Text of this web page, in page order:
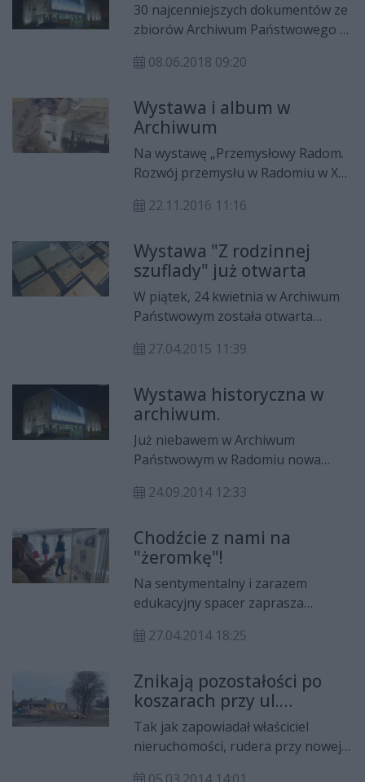
30 najcenniejszych dokumentów ze
zbiorów Archiwum Państwowego w
tylko dzisiaj (piątek, 8 czerwca) przy
08.06.2018 09:20
Wystawa i album w
Archiwum
Na wystawę „Przemysłowy Radom.
Rozwój przemysłu w Radomiu w XX
„Świadkowie przeszłości. Zbiory
domowych mieszkańców Radomia i
okolic” zaprasza w piątek, 25
listopada Archiwum Państwowe.
22.11.2016 11:16
Wystawa "Z rodzinnej
szuflady" już otwarta
W piątek, 24 kwietnia w Archiwum
Państwowym została otwarta
Inspiracją do organizacji
zainteresowanie historią własnych
rodzin.
27.04.2015 11:39
Wystawa historyczna w
archiwum.
Już niebawem w Archiwum
Państwowym w Radomiu nowa
wojnie światowej. Otwarcie nastąpi
14.00.
24.09.2014 12:33
Chodźcie z nami na
"żeromkę"!
Na sentymentalny i zarazem
edukacyjny spacer zaprasza
Wernera w Radomiu. Do 30 czerwca
z historią ulicy Żeromskiego".
27.04.2014 18:25
Znikają pozostałości po
koszarach przy ul.
Wernera
Tak jak zapowiadał właściciel
nieruchomości, rudera przy nowej